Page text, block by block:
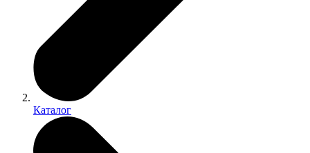
Каталог